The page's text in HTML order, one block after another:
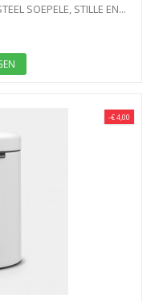
SOEPELE, STILLE EN...
-€ 4,00